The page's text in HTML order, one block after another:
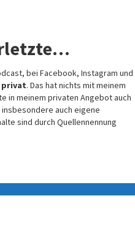
bei Facebook, Instagram und
privat. Das hat nichts mit meinem
in meinem privaten Angebot auch
auch eigene
sind durch Quellennennung